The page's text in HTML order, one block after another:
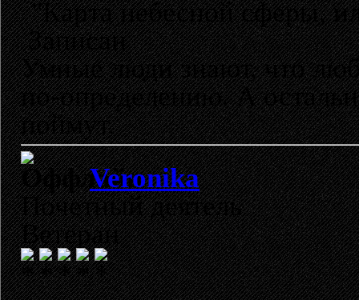
"Карта небесной сферы,
Записан
Умные люди знают, что
по-определению. А
поймут.
Veronika
Почетный деятель
Ветеран